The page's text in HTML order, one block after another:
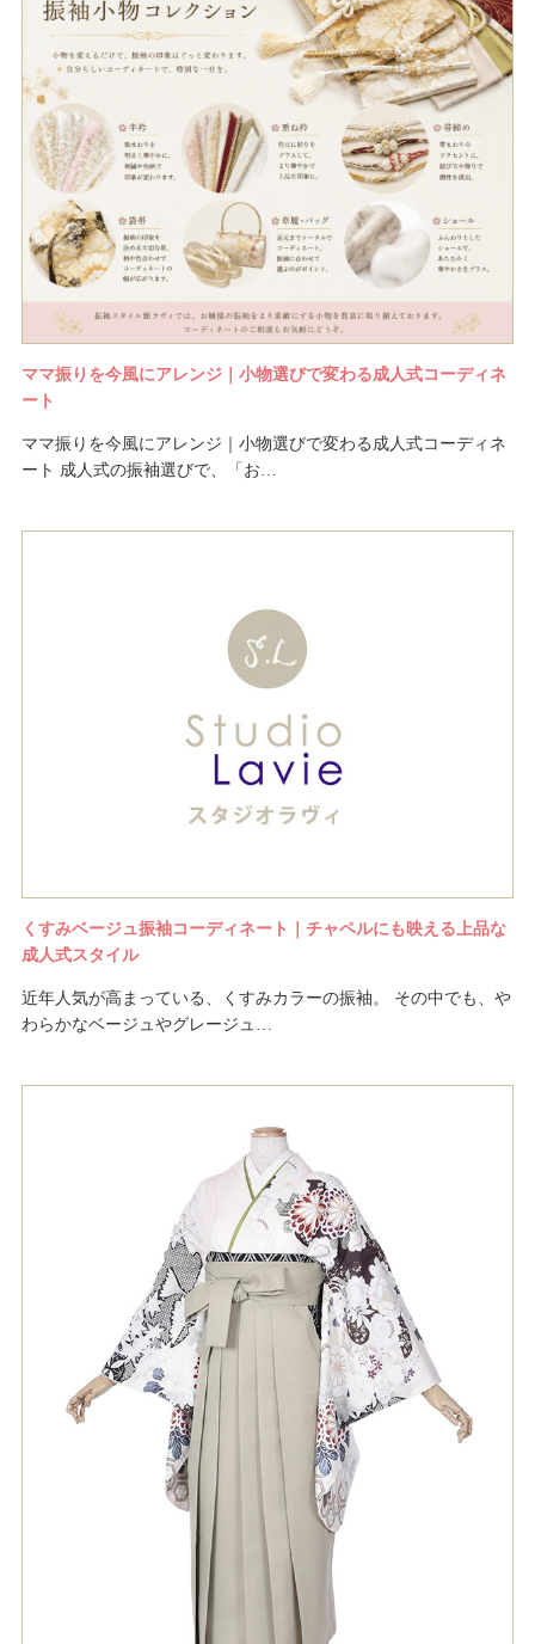
ママ振りを今風にアレンジ｜小物選びで変わる成人式コーディネ
ート
ママ振りを今風にアレンジ｜小物選びで変わる成人式コーディネ
ート 成人式の振袖選びで、「お…
くすみベージュ振袖コーディネート｜チャペルにも映える上品な
成人式スタイル
近年人気が高まっている、くすみカラーの振袖。 その中でも、や
わらかなベージュやグレージュ…